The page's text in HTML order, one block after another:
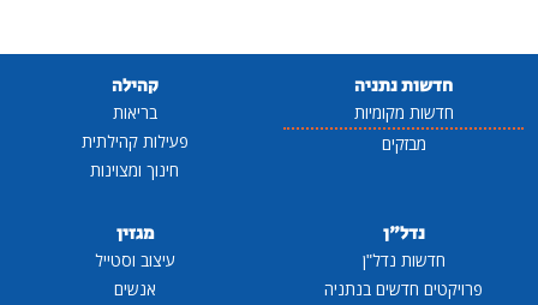
חדשות נתניה
חדשות מקומיות
מבזקים
קהילה
בריאות
פעילות קהילתית
חינוך ומצוינות
נדל"ן
חדשות נדל"ן
פרויקטים חדשים בנתניה
מגזין
עיצוב וסטייל
אנשים